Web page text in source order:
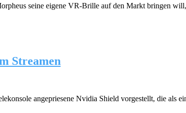
seine eigene VR-Brille auf den Markt bringen
Streamen
angepriesene Nvidia Shield vorgestellt, die als